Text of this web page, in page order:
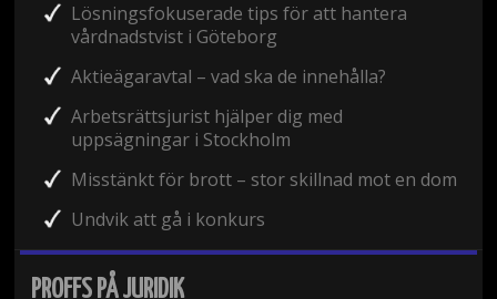
Lösningsfokuserade tips för att hantera
vårdnadstvist i Göteborg
Aktieägaravtal – vad ska de innehålla?
Arbetsrättsjurist hjälper dig med
uppsägningar i Stockholm
Misstänkt för brott – stor skillnad mot en dom
Undvik att gå i konkurs
PROFFS PÅ JURIDIK